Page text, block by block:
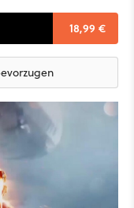
18,99 €